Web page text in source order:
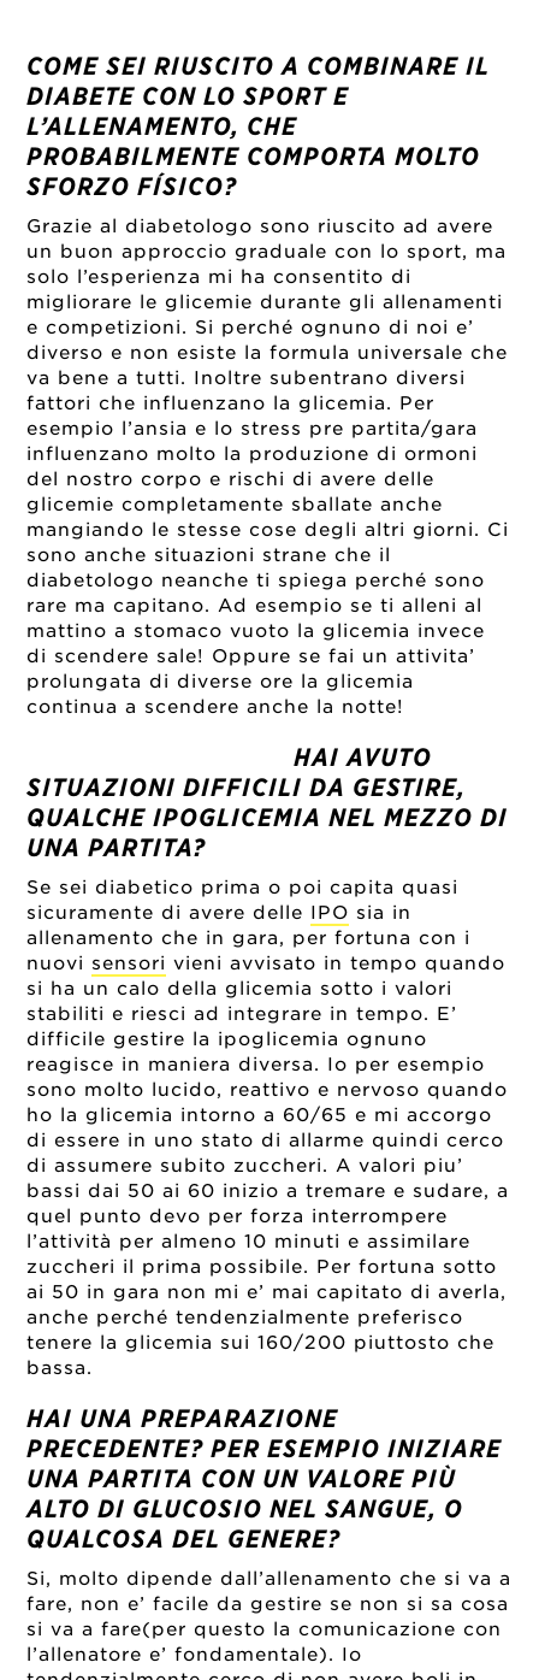
COME SEI RIUSCITO A COMBINARE IL
DIABETE CON LO SPORT E
L’ALLENAMENTO, CHE
PROBABILMENTE COMPORTA MOLTO
SFORZO FÍSICO?
Grazie al diabetologo sono riuscito ad avere
un buon approccio graduale con lo sport, ma
solo l’esperienza mi ha consentito di
migliorare le glicemie durante gli allenamenti
e competizioni. Si perché ognuno di noi e’
diverso e non esiste la formula universale che
va bene a tutti. Inoltre subentrano diversi
fattori che influenzano la glicemia. Per
esempio l’ansia e lo stress pre partita/gara
influenzano molto la produzione di ormoni
del nostro corpo e rischi di avere delle
glicemie completamente sballate anche
mangiando le stesse cose degli altri giorni. Ci
sono anche situazioni strane che il
diabetologo neanche ti spiega perché sono
rare ma capitano. Ad esempio se ti alleni al
mattino a stomaco vuoto la glicemia invece
di scendere sale! Oppure se fai un attivita’
prolungata di diverse ore la glicemia
continua a scendere anche la notte!
HAI AVUTO
SITUAZIONI DIFFICILI DA GESTIRE,
QUALCHE IPOGLICEMIA NEL MEZZO DI
UNA PARTITA?
Se sei diabetico prima o poi capita quasi
sicuramente di avere delle IPO sia in
allenamento che in gara, per fortuna con i
nuovi sensori vieni avvisato in tempo quando
si ha un calo della glicemia sotto i valori
stabiliti e riesci ad integrare in tempo. E’
difficile gestire la ipoglicemia ognuno
reagisce in maniera diversa. Io per esempio
sono molto lucido, reattivo e nervoso quando
ho la glicemia intorno a 60/65 e mi accorgo
di essere in uno stato di allarme quindi cerco
di assumere subito zuccheri. A valori piu’
bassi dai 50 ai 60 inizio a tremare e sudare, a
quel punto devo per forza interrompere
l’attività per almeno 10 minuti e assimilare
zuccheri il prima possibile. Per fortuna sotto
ai 50 in gara non mi e’ mai capitato di averla,
anche perché tendenzialmente preferisco
tenere la glicemia sui 160/200 piuttosto che
bassa.
HAI UNA PREPARAZIONE
PRECEDENTE? PER ESEMPIO INIZIARE
UNA PARTITA CON UN VALORE PIÙ
ALTO DI GLUCOSIO NEL SANGUE, O
QUALCOSA DEL GENERE?
Si, molto dipende dall’allenamento che si va a
fare, non e’ facile da gestire se non si sa cosa
si va a fare(per questo la comunicazione con
l’allenatore e’ fondamentale). Io